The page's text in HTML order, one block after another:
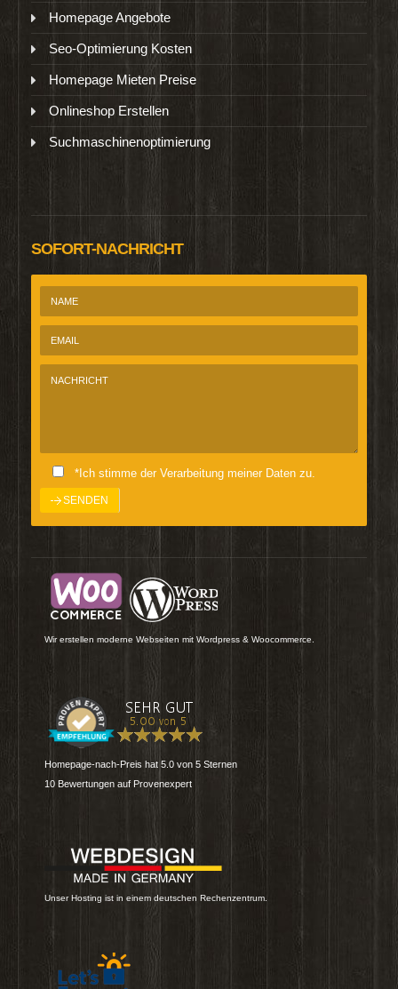
Homepage Angebote
Seo-Optimierung Kosten
Homepage Mieten Preise
Onlineshop Erstellen
Suchmaschinenoptimierung
SOFORT-NACHRICHT
*Ich stimme der Verarbeitung meiner Daten zu.
Wir erstellen moderne Webseiten mit Wordpress & Woocommerce.
Homepage-nach-Preis hat 5.0 von 5 Sternen
10 Bewertungen auf Provenexpert
Unser Hosting ist in einem deutschen Rechenzentrum.